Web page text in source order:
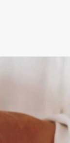
- razvojne aktivnosti i